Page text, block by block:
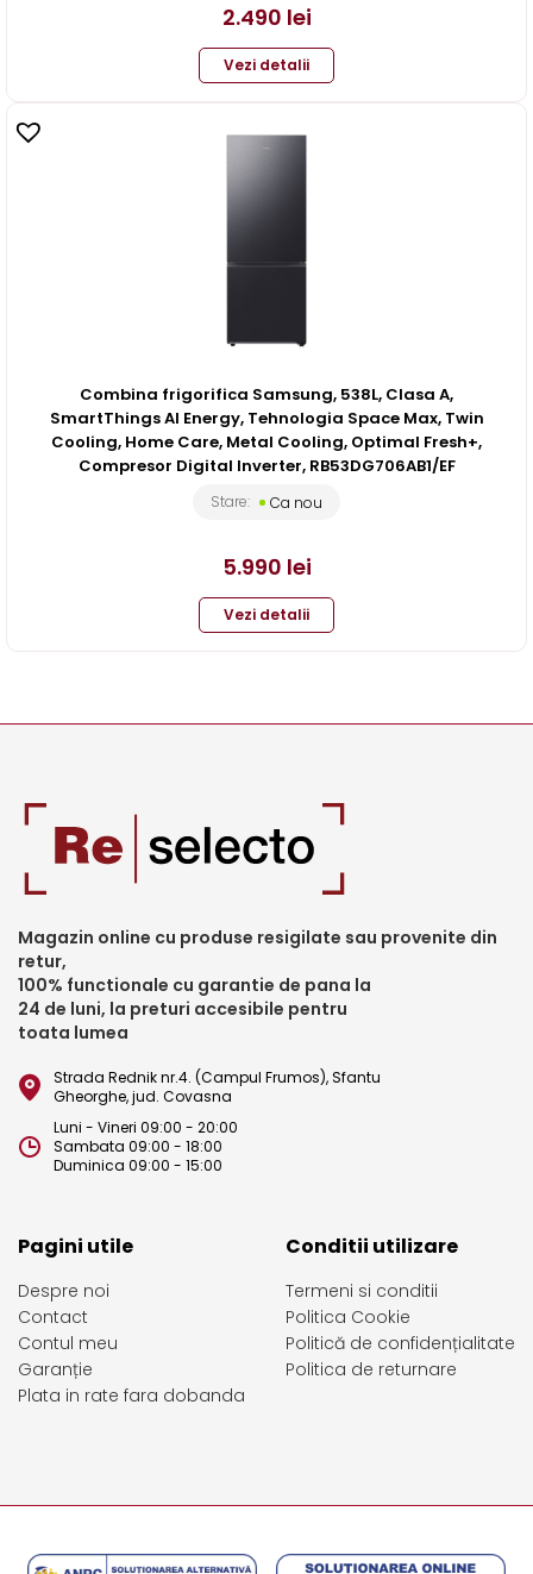
2.490 lei
Vezi detalii
Combina frigorifica Samsung, 538L, Clasa A,
SmartThings AI Energy, Tehnologia Space Max, Twin
Cooling, Home Care, Metal Cooling, Optimal Fresh+,
Compresor Digital Inverter, RB53DG706AB1/EF
Stare: Ca nou
5.990 lei
Vezi detalii
Magazin online cu produse resigilate sau provenite din
retur,
100% functionale cu garantie de pana la
24 de luni, la preturi accesibile pentru
toata lumea
Strada Rednik nr.4. (Campul Frumos), Sfantu
Gheorghe, jud. Covasna
Luni - Vineri 09:00 - 20:00
Sambata 09:00 - 18:00
Duminica 09:00 - 15:00
Pagini utile
Despre noi
Contact
Contul meu
Garanție
Plata in rate fara dobanda
Conditii utilizare
Termeni si conditii
Politica Cookie
Politică de confidențialitate
Politica de returnare